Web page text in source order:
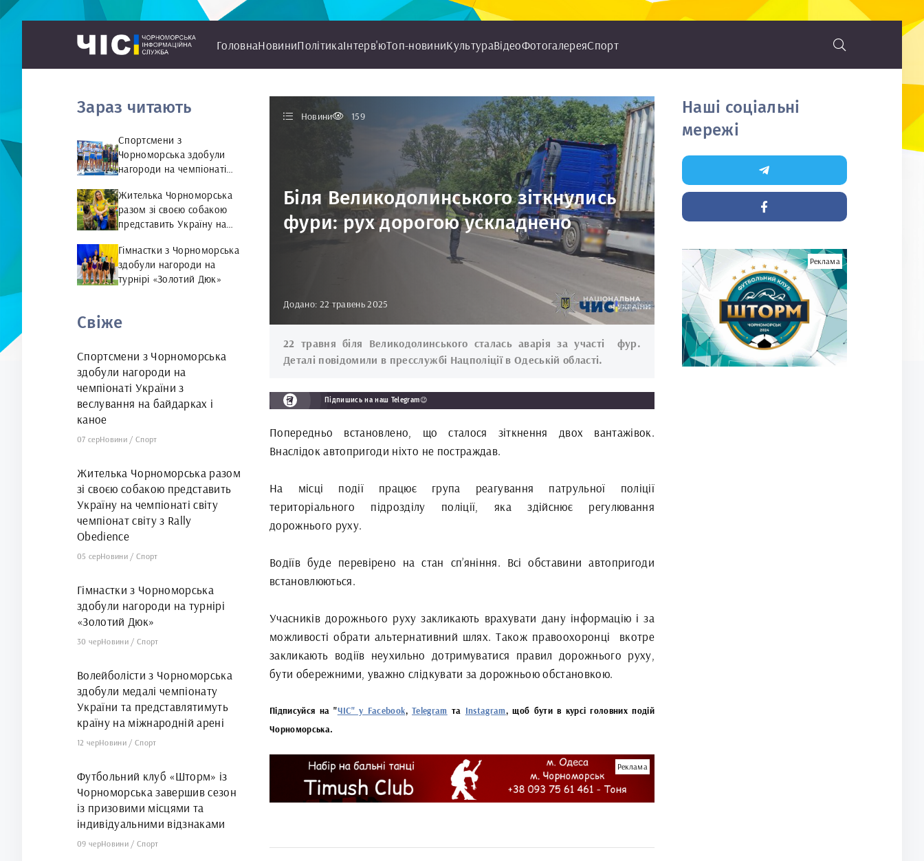
ГоловнаНовиниПолітикаІнтерв'юТоп-новиниКультураВідеоФотогалереяСпорт
Новини 159
Біля Великодолинського зіткнулись
фури: рух дорогою ускладнено
Додано: 22 травень 2025
22 травня біля Великодолинського сталась аварія за участі
фур.
Деталі повідомили в пресслужбі Нацполіції в Одеській області.
Підпишись на наш Telegram😉
Попередньо встановлено, що сталося зіткнення двох вантажівок.
Внаслідок автопригоди ніхто не постраждав.
На місці події працює група реагування патрульної поліції
територіального підрозділу поліції, яка здійснює регулювання
дорожнього руху.
Водіїв буде перевірено на стан сп’яніння. Всі обставини автопригоди
встановлюються.
Учасників дорожнього руху закликають врахувати дану інформацію і за
можливості обрати альтернативний шлях. Також правоохоронці
вкотре
закликають водіїв неухильно дотримуватися правил дорожнього руху,
бути обережними, уважно слідкувати за дорожньою обстановкою.
Підписуйся на "ЧІС" у Facebook,Telegram та Instagram, щоб бути в курсі головних подій
Чорноморська.
Реклама
Зараз читають
Спортсмени з
Чорноморська здобули
нагороди на чемпіонаті
байдарках і каное
Жителька Чорноморська
разом зі своєю собакою
представить Україну на
світу з Rally Obedience
Гімнастки з Чорноморська
здобули нагороди на
турнірі «Золотий Дюк»
Свіже
Спортсмени з Чорноморська
здобули нагороди на
чемпіонаті України з
веслування на байдарках і
каное
07 серНовини /Спорт
Жителька Чорноморська разом
зі своєю собакою представить
Україну на чемпіонаті світу
чемпіонат світу з Rally
Obedience
05 серНовини /Спорт
Гімнастки з Чорноморська
здобули нагороди на турнірі
«Золотий Дюк»
30 черНовини /Спорт
Волейболісти з Чорноморська
здобули медалі чемпіонату
України та представлятимуть
країну на міжнародній арені
12 черНовини /Спорт
Футбольний клуб «Шторм» із
Чорноморська завершив сезон
із призовими місцями та
індивідуальними відзнаками
09 черНовини /Спорт
Наші соціальні
мережі
Реклама